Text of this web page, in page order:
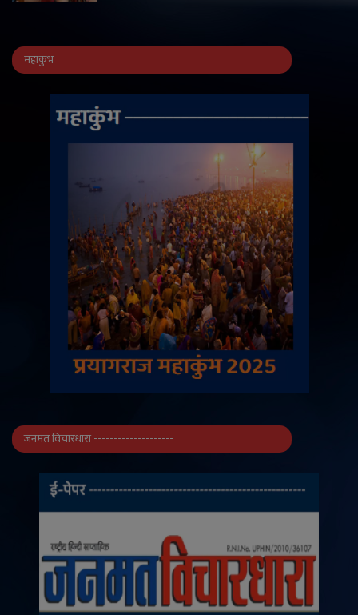
महाकुंभ
जनमत विचारधारा --------------------